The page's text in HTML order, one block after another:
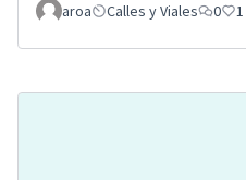
aroa Calles y Viales 0 1